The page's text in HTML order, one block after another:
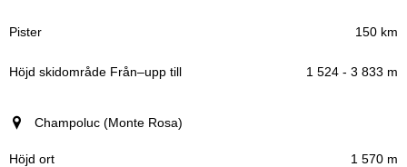
150 km
1 524 - 3 833 m
Champoluc (Monte Rosa)
1 570 m